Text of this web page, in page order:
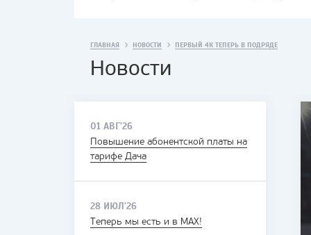
ГЛАВНАЯ НОВОСТИ ПЕРВЫЙ 4К ТЕПЕРЬ В ПОДРЯДЕ
Новости
01 АВГ'26
Повышение абонентской платы на
тарифе Дача
28 ИЮЛ'26
Теперь мы есть и в MAX!